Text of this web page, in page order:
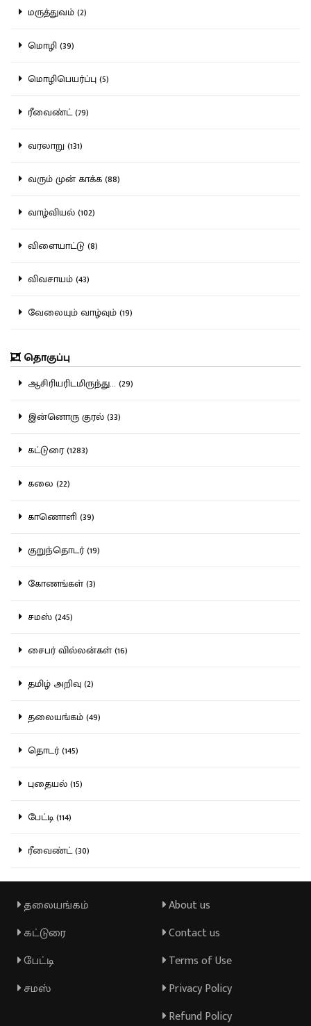
மருத்துவம் (2)
மொழி (39)
மொழிபெயர்ப்பு (5)
ரீவைண்ட் (79)
வரலாறு (131)
வரும் முன் காக்க (88)
வாழ்வியல் (102)
விளையாட்டு (8)
விவசாயம் (43)
வேலையும் வாழ்வும் (19)
தொகுப்பு
ஆசிரியரிடமிருந்து... (29)
இன்னொரு குரல் (33)
கட்டுரை (1283)
கலை (22)
காணொளி (39)
குறுந்தொடர் (19)
கோணங்கள் (3)
சமஸ் (245)
சைபர் வில்லன்கள் (16)
தமிழ் அறிவு (2)
தலையங்கம் (49)
தொடர் (145)
புதையல் (15)
பேட்டி (114)
ரீவைண்ட் (30)
தலையங்கம்
கட்டுரை
பேட்டி
சமஸ்
About us
Contact us
Terms of Use
Privacy Policy
Refund Policy